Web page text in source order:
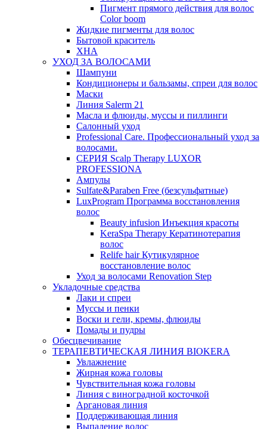
Пигмент прямого действия для волос
Color boom
Жидкие пигменты для волос
Бытовой краситель
ХНА
УХОД ЗА ВОЛОСАМИ
Шампуни
Кондиционеры и бальзамы, спреи для волос
Маски
Линия Salerm 21
Масла и флюиды, муссы и пиллинги
Салонный уход
Professional Care. Профессиональный уход за
волосами.
СЕРИЯ Scalp Therapy LUXOR
PROFESSIONA
Ампулы
Sulfate&Paraben Free (безсульфатные)
LuxProgram Программа восстановления
волос
Beauty infusion Инъекция красоты
KeraSpa Therapy Кератинотерапия
волос
Relife hair Кутикулярное
восстановление волос
Уход за волосами Renovation Step
Укладочные средства
Лаки и спреи
Муссы и пенки
Воски и гели, кремы, флюиды
Помады и пудры
Обесцвечивание
ТЕРАПЕВТИЧЕСКАЯ ЛИНИЯ BIOKERA
Увлажнение
Жирная кожа головы
Чувствительная кожа головы
Линия c виноградной косточкой
Аргановая линия
Поддерживающая линия
Выпадение волос